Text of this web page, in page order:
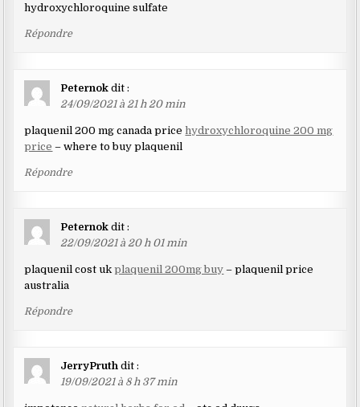
hydroxychloroquine sulfate
Répondre
Peternok dit :
24/09/2021 à 21 h 20 min
plaquenil 200 mg canada pricehydroxychloroquine 200 mg
price – where to buy plaquenil
Répondre
Peternok dit :
22/09/2021 à 20 h 01 min
plaquenil cost ukplaquenil 200mg buy – plaquenil price
australia
Répondre
JerryPruth dit :
19/09/2021 à 8 h 37 min